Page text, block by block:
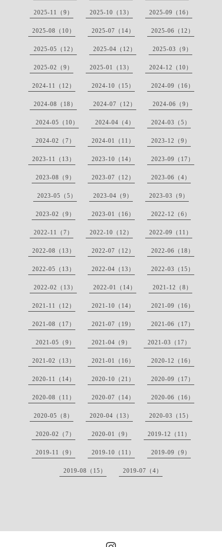
2025-11（9） 2025-10（13） 2025-09（16）
2025-08（10） 2025-07（14） 2025-06（12）
2025-05（12） 2025-04（12） 2025-03（9）
2025-02（9） 2025-01（13） 2024-12（10）
2024-11（12） 2024-10（15） 2024-09（16）
2024-08（18） 2024-07（12） 2024-06（9）
2024-05（10） 2024-04（4） 2024-03（5）
2024-02（7） 2024-01（11） 2023-12（9）
2023-11（13） 2023-10（14） 2023-09（17）
2023-08（9） 2023-07（12） 2023-06（4）
2023-05（5） 2023-04（9） 2023-03（9）
2023-02（9） 2023-01（16） 2022-12（6）
2022-11（7） 2022-10（12） 2022-09（11）
2022-08（13） 2022-07（12） 2022-06（18）
2022-05（13） 2022-04（13） 2022-03（15）
2022-02（13） 2022-01（14） 2021-12（8）
2021-11（12） 2021-10（14） 2021-09（16）
2021-08（17） 2021-07（19） 2021-06（17）
2021-05（9） 2021-04（9） 2021-03（17）
2021-02（13） 2021-01（16） 2020-12（16）
2020-11（14） 2020-10（21） 2020-09（17）
2020-08（11） 2020-07（14） 2020-06（16）
2020-05（8） 2020-04（13） 2020-03（15）
2020-02（7） 2020-01（9） 2019-12（11）
2019-11（9） 2019-10（11） 2019-09（9）
2019-08（15） 2019-07（4）